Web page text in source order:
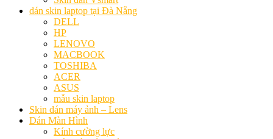
dán skin laptop tại Đà Nẵng
DELL
HP
LENOVO
MACBOOK
TOSHIBA
ACER
ASUS
mẫu skin laptop
Skin dán máy ảnh – Lens
Dán Màn Hình
Kính cường lực